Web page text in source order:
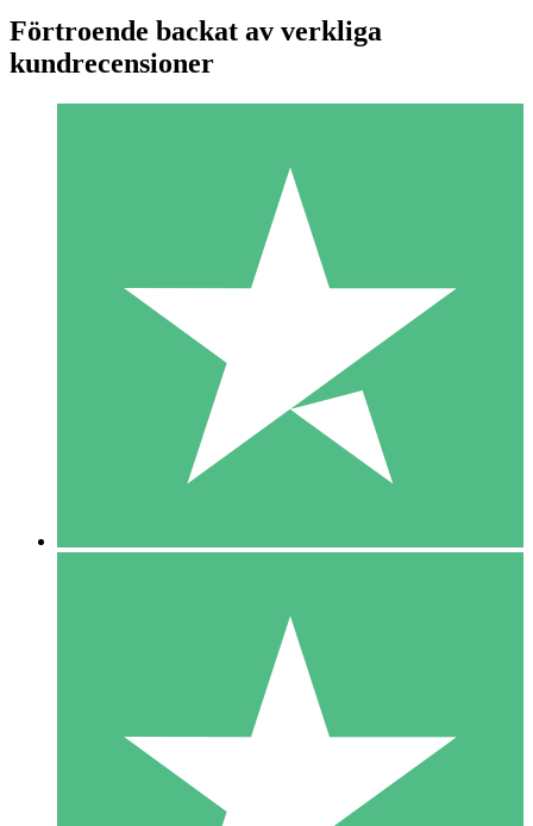
Individuella Kreditpaket
Betala per användning med nedladdningskrediter. Inget
1 Nedladdningar
10 00
10 Nedladdningar
20 00
Förtroende backat av verkliga
kundrecensioner